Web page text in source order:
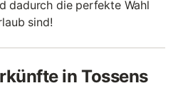
dadurch die perfekte Wahl
sind!
in Tossens